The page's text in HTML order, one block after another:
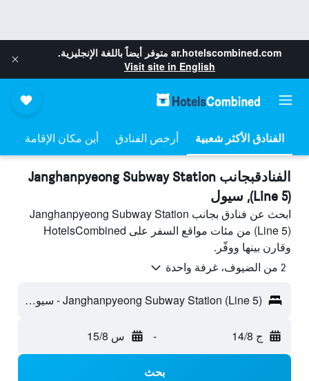
ar.hotelscombined.com متوفر أيضاً باللغة الإنجليزية.
Visit site in English
أرخص الفنادق أين مكان الإقامة
الفنادقبجانب Janghanpyeong Subway Station
(Line 5), سيول
ابحث عن فنادق بجانب Janghanpyeong Subway Station
(Line 5) من مئات مواقع السفر على HotelsCombined
وقارن بينها ووفّر.
2 من الضيوف، غرفة واحدة
Janghanpyeong Subway Station (Line 5) - سيول، كوريا الجنوبية
ج 14/8 - س 15/8
بحث